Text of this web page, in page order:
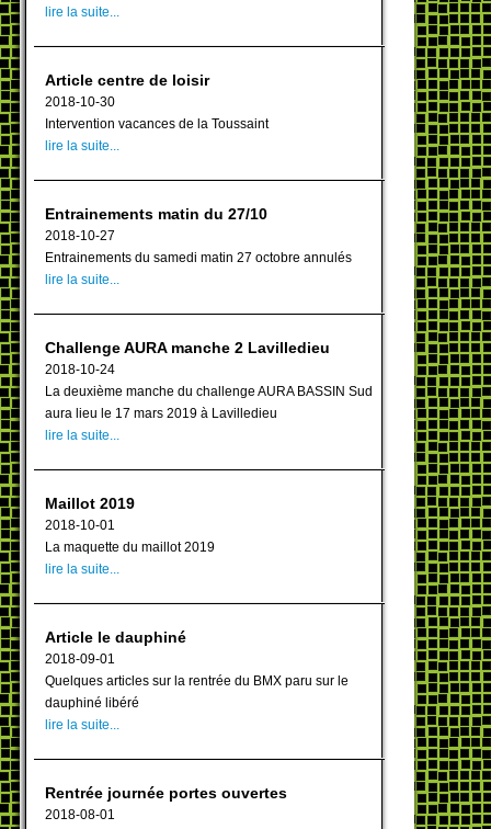
lire la suite...
Article centre de loisir
2018-10-30
Intervention vacances de la Toussaint
lire la suite...
Entrainements matin du 27/10
2018-10-27
Entrainements du samedi matin 27 octobre annulés
lire la suite...
Challenge AURA manche 2 Lavilledieu
2018-10-24
La deuxième manche du challenge AURA BASSIN Sud
aura lieu le 17 mars 2019 à Lavilledieu
lire la suite...
Maillot 2019
2018-10-01
La maquette du maillot 2019
lire la suite...
Article le dauphiné
2018-09-01
Quelques articles sur la rentrée du BMX paru sur le
dauphiné libéré
lire la suite...
Rentrée journée portes ouvertes
2018-08-01